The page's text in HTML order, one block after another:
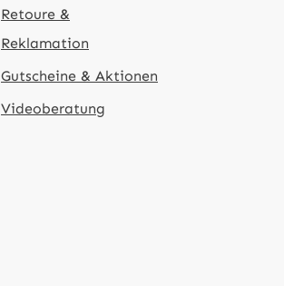
Retoure &
Reklamation
Gutscheine & Aktionen
Videoberatung